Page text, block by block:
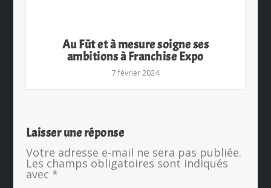
Au Fût et à mesure soigne ses
ambitions à Franchise Expo
7 février 2024
Laisser une réponse
Votre adresse e-mail ne sera pas publiée.
Les champs obligatoires sont indiqués
avec *